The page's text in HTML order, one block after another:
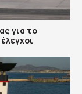
για το